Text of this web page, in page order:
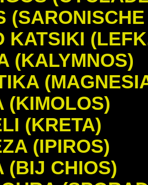
KATSIKI
(KALYMNOS)
(KIMOLOS)
(KRETA)
(IPIROS)
(BIJ CHIOS)